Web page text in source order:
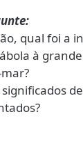
qual foi a
à